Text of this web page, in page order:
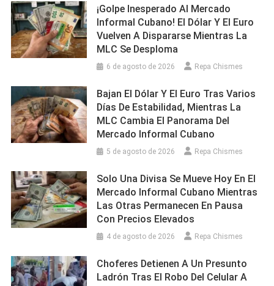
¡Golpe Inesperado Al Mercado
Informal Cubano! El Dólar Y El Euro
Vuelven A Dispararse Mientras La
MLC Se Desploma
6 de agosto de 2026 Repa Chismes
Bajan El Dólar Y El Euro Tras Varios
Días De Estabilidad, Mientras La
MLC Cambia El Panorama Del
Mercado Informal Cubano
5 de agosto de 2026 Repa Chismes
Solo Una Divisa Se Mueve Hoy En El
Mercado Informal Cubano Mientras
Las Otras Permanecen En Pausa
Con Precios Elevados
4 de agosto de 2026 Repa Chismes
Choferes Detienen A Un Presunto
Ladrón Tras El Robo Del Celular A